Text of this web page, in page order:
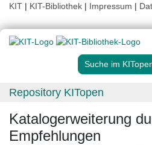
KIT | KIT-Bibliothek | Impressum |
Suche im
Repository KITopen
Katalogerweiterung
Empfehlungen